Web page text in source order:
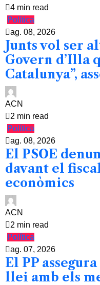
4 min read
Política
ag. 08, 2026
Junts vol ser
Govern d’Illa
Catalunya”,
ACN
2 min read
Política
ag. 08, 2026
El PSOE
davant el
econòmics
ACN
2 min read
Política
ag. 07, 2026
El PP
llei amb els